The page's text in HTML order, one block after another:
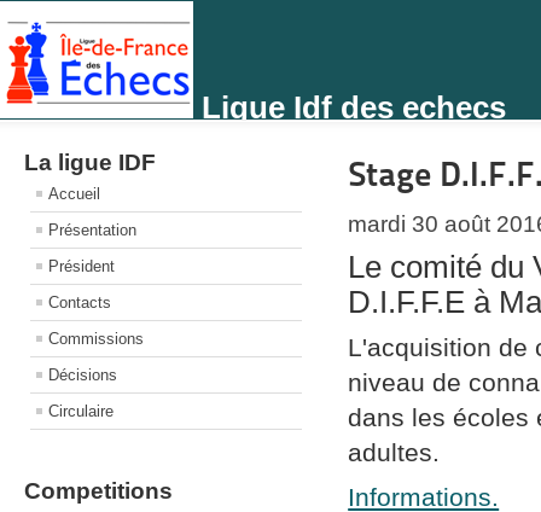
Ligue Idf des echecs
La ligue IDF
Accueil
Présentation
Président
Contacts
Commissions
Décisions
Circulaire
Competitions
Stage
mardi 30 août
Le comité du
D.I.F.F.E à
L'acquisition de
niveau de
dans les écoles
adultes.
Informations.